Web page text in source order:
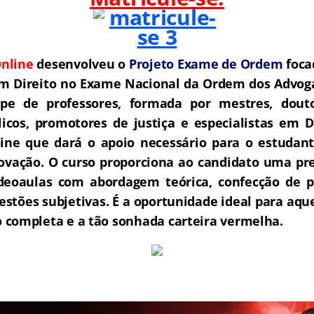
desenvolveu o Projeto Exame de Ordem fo
Direito no Exame Nacional da Ordem dos
de professores, formada por mestres,
promotores de justiça e especialistas em
que dará o apoio necessário para o
O curso proporciona ao candidato uma
com abordagem teórica, confecção de
subjetivas. É a oportunidade ideal para
completa e a tão sonhada carteira vermelha.